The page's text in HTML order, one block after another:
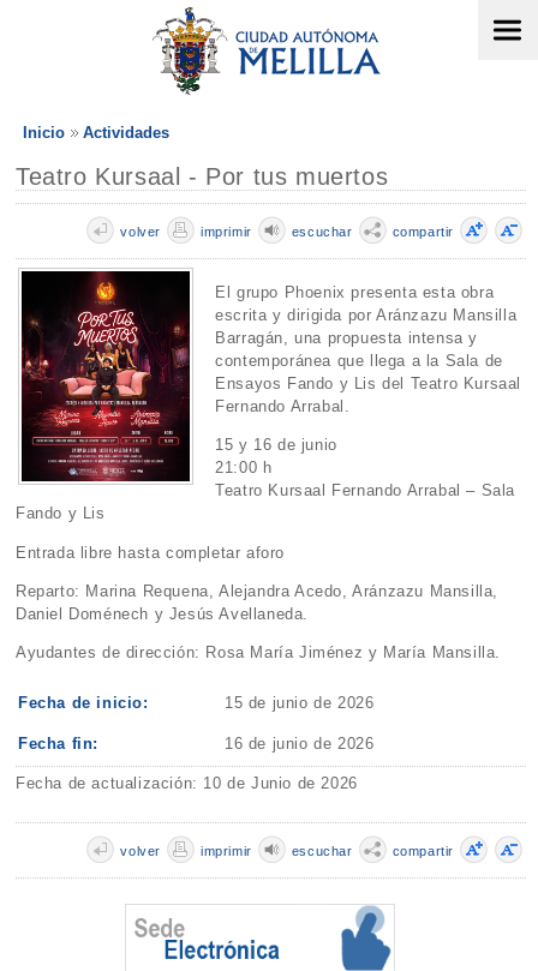
Inicio Actividades
Teatro Kursaal - Por tus muertos
compartir
escuchar
imprimir
volver
El grupo Phoenix presenta esta obra
escrita y dirigida por Aránzazu Mansilla
Barragán, una propuesta intensa y
contemporánea que llega a la Sala de
Ensayos Fando y Lis del Teatro Kursaal
Fernando Arrabal.
15 y 16 de junio
21:00 h
Teatro Kursaal Fernando Arrabal – Sala
Fando y Lis
Entrada libre hasta completar aforo
Reparto: Marina Requena, Alejandra Acedo, Aránzazu Mansilla,
Daniel Doménech y Jesús Avellaneda.
Ayudantes de dirección: Rosa María Jiménez y María Mansilla.
Fecha de inicio: 15 de junio de 2026
Fecha fin: 16 de junio de 2026
Fecha de actualización: 10 de Junio de 2026
compartir
escuchar
imprimir
volver